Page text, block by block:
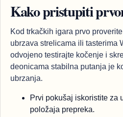
Kako pristupiti
Kod trkačkih igara prvo
ubrzava strelicama ili tasterima
odvojeno testirajte kočenje i
deonicama stabilna putanja je
ubrzanja.
Prvi pokušaj iskoristite za
položaja prepreka.